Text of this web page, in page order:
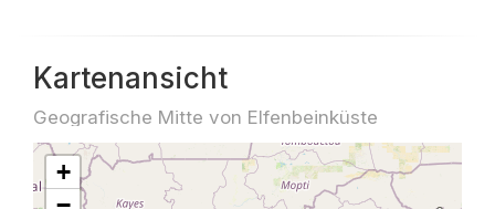
Kartenansicht
Geografische Mitte von Elfenbeinküste
+